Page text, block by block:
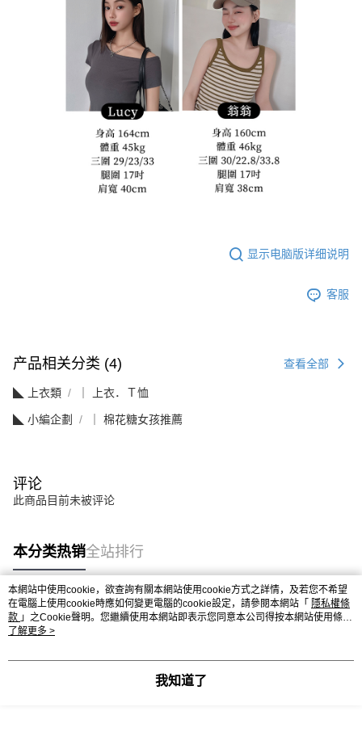
显示电脑版详细说明
客服
产品相关分类 (4) 查看全部
◣ 上衣類 ｜ 上衣．Ｔ恤
◣ 小編企劃 ｜ 棉花糖女孩推薦
评论
此商品目前未被评论
本分类热销全站排行
热门标签
本網站中使用cookie，欲查詢有關本網站使用cookie方式之詳情，及若您不希望
在電腦上使用cookie時應如何變更電腦的cookie設定，請參閱本網站「 隱私權條
款 」之Cookie聲明。您繼續使用本網站即表示您同意本公司得按本網站使用條款
之Cookie聲明使用cookie。
了解更多 >
我知道了